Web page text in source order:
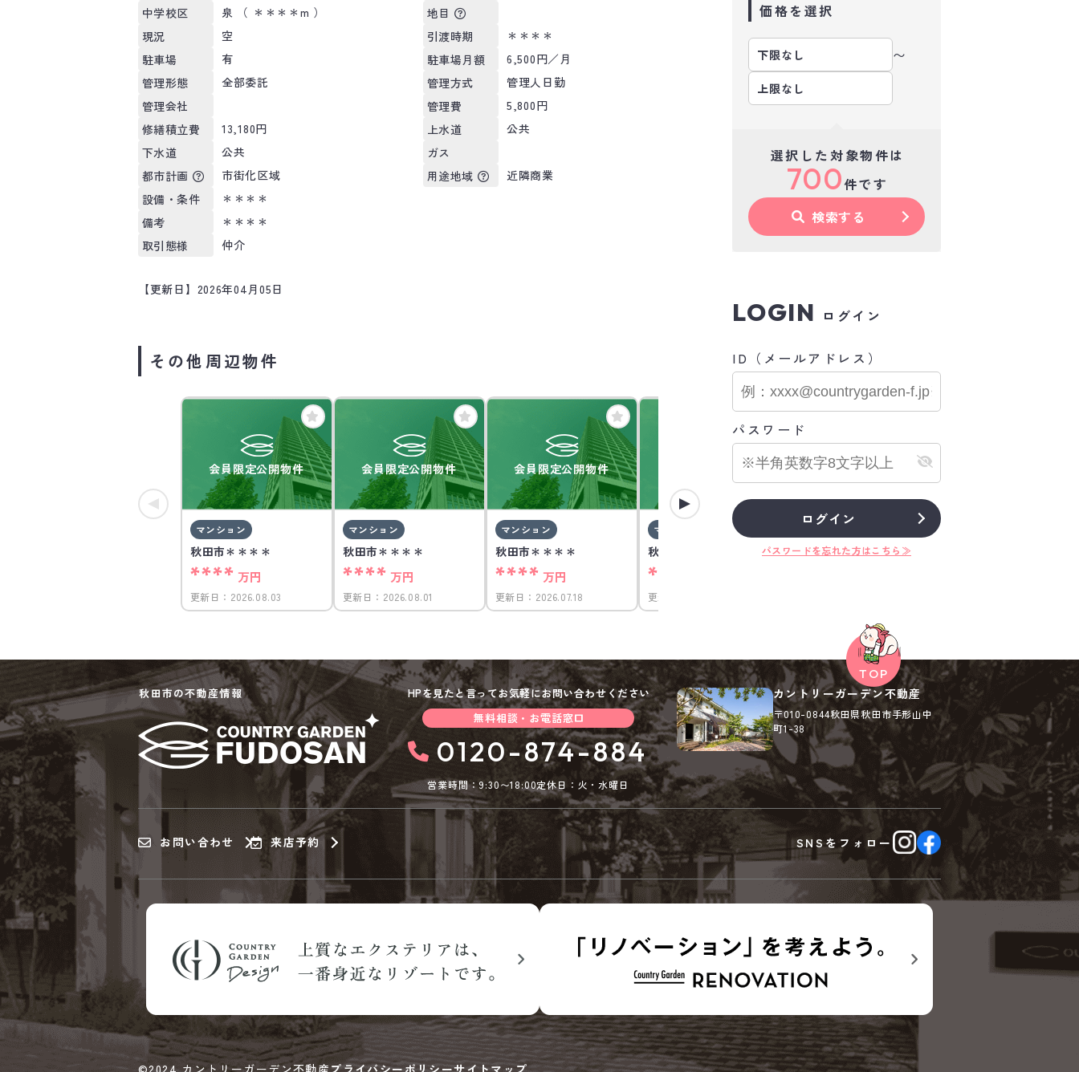
中学校区
泉 （ ＊＊＊＊m ）
地目
現況
空 引渡時期
＊＊＊＊
駐車場
有 駐車場月額
6,500円／月
管理形態
全部委託 管理方式
管理人日勤
管理会社
管理費
5,800円
修繕積立費
13,180円 上水道
公共
下水道
公共
ガス
都市計画
市街化区域 用途地域
近隣商業
設備・条件
＊＊＊＊
備考
＊＊＊＊
取引態様
仲介
【更新日】2026年04月05日
その他周辺物件
会員限定公開物件
マンション
秋田市＊＊＊＊
**** 万円
更新日： 2026.08.03
会員限定公開物件
マンション
秋田市＊＊＊＊
**** 万円
更新日： 2026.08.01
会員限定公開物件
マンション
秋田市＊＊＊＊
**** 万円
更新日： 2026.07.18
会員限定公開物件
マンション
秋田市＊＊＊＊
****
更新日：
会員限定公開物件
マンション
秋田市＊＊＊＊
価格を選択
〜
選択した対象物件は
700件です
検索する
LOGIN ログイン
ID（メールアドレス）
パスワード
ログイン
パスワードを忘れた方はこちら≫
秋田市の不動産情報
HPを見たと言ってお気軽にお問い合わせください
無料相談・お電話窓口
0120-874-884
営業時間：9:30〜18:00定休日：火・水曜日
カントリーガーデン不動産
〒010-0844秋田県秋田市手形山中
町1-38
お問い合わせ 来店予約 SNSを フォロー
プライバシーポリシーサイトマップ
©2024 カントリーガーデン不動産